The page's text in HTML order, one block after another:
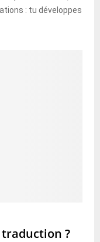
: tu développes
?